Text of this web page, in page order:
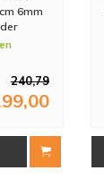
6mm
240,79